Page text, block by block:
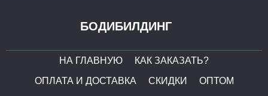
БОДИБИЛДИНГ
НА ГЛАВНУЮ
КАК ЗАКАЗАТЬ?
ОПЛАТА И ДОСТАВКА
СКИДКИ ОПТОМ